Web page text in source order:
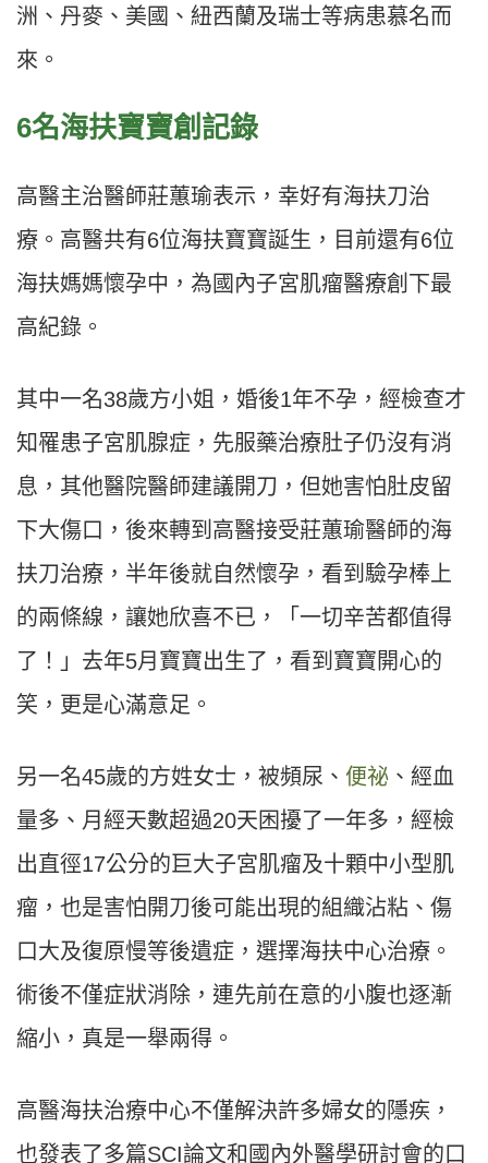
洲、丹麥、美國、紐西蘭及瑞士等病患慕名而
來。
6名海扶寶寶創記錄
高醫主治醫師莊蕙瑜表示，幸好有海扶刀治
療。高醫共有6位海扶寶寶誕生，目前還有6位
海扶媽媽懷孕中，為國內子宮肌瘤醫療創下最
高紀錄。
其中一名38歲方小姐，婚後1年不孕，經檢查才
知罹患子宮肌腺症，先服藥治療肚子仍沒有消
息，其他醫院醫師建議開刀，但她害怕肚皮留
下大傷口，後來轉到高醫接受莊蕙瑜醫師的海
扶刀治療，半年後就自然懷孕，看到驗孕棒上
的兩條線，讓她欣喜不已，「一切辛苦都值得
了！」去年5月寶寶出生了，看到寶寶開心的
笑，更是心滿意足。
另一名45歲的方姓女士，被頻尿、 便祕 、經血
量多、月經天數超過20天困擾了一年多，經檢
出直徑17公分的巨大子宮肌瘤及十顆中小型肌
瘤，也是害怕開刀後可能出現的組織沾粘、傷
口大及復原慢等後遺症，選擇海扶中心治療。
術後不僅症狀消除，連先前在意的小腹也逐漸
縮小，真是一舉兩得。
高醫海扶治療中心不僅解決許多婦女的隱疾，
也發表了多篇SCI論文和國內外醫學研討會的口